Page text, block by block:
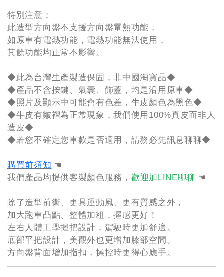
特別注意：
此造型方向盤不支援方向盤電熱功能，
如原車有電熱功能，電熱功能無法使用，
其餘功能均正常不影響。
◆此為台灣生產製造保固，非中國淘寶品◆
◆產品不含按鍵、氣囊、飾蓋，均是沿用原車◆
◆照片及顯示中可能會有色差，牛皮顏色為黑色◆
◆牛皮有皺褶為正常現象，我們使用100%真皮而非人
造皮◆
◆若您不確定您車款是否適用，請務必先訊息聊聊◆
購買前須知 ☚
我們產品均提供客製顏色服務， 歡迎加LINE聊聊 ☚
除了造型前衛、更具運動風、更有質感之外，
加大跑車凸點、整體加粗，握感更好！
左右人體工學握把設計，駕駛時更加舒適。
底部平把設計，美觀外也更增加膝部空間。
方向盤背面增加指扣，操控時更得心應手。